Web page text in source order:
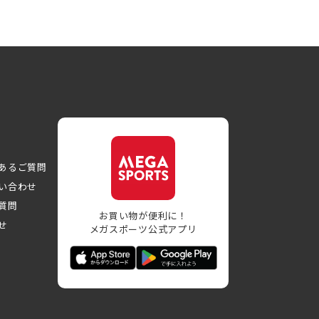
るご質問
合わせ
問
お買い物が便利に！
メガスポーツ公式アプリ